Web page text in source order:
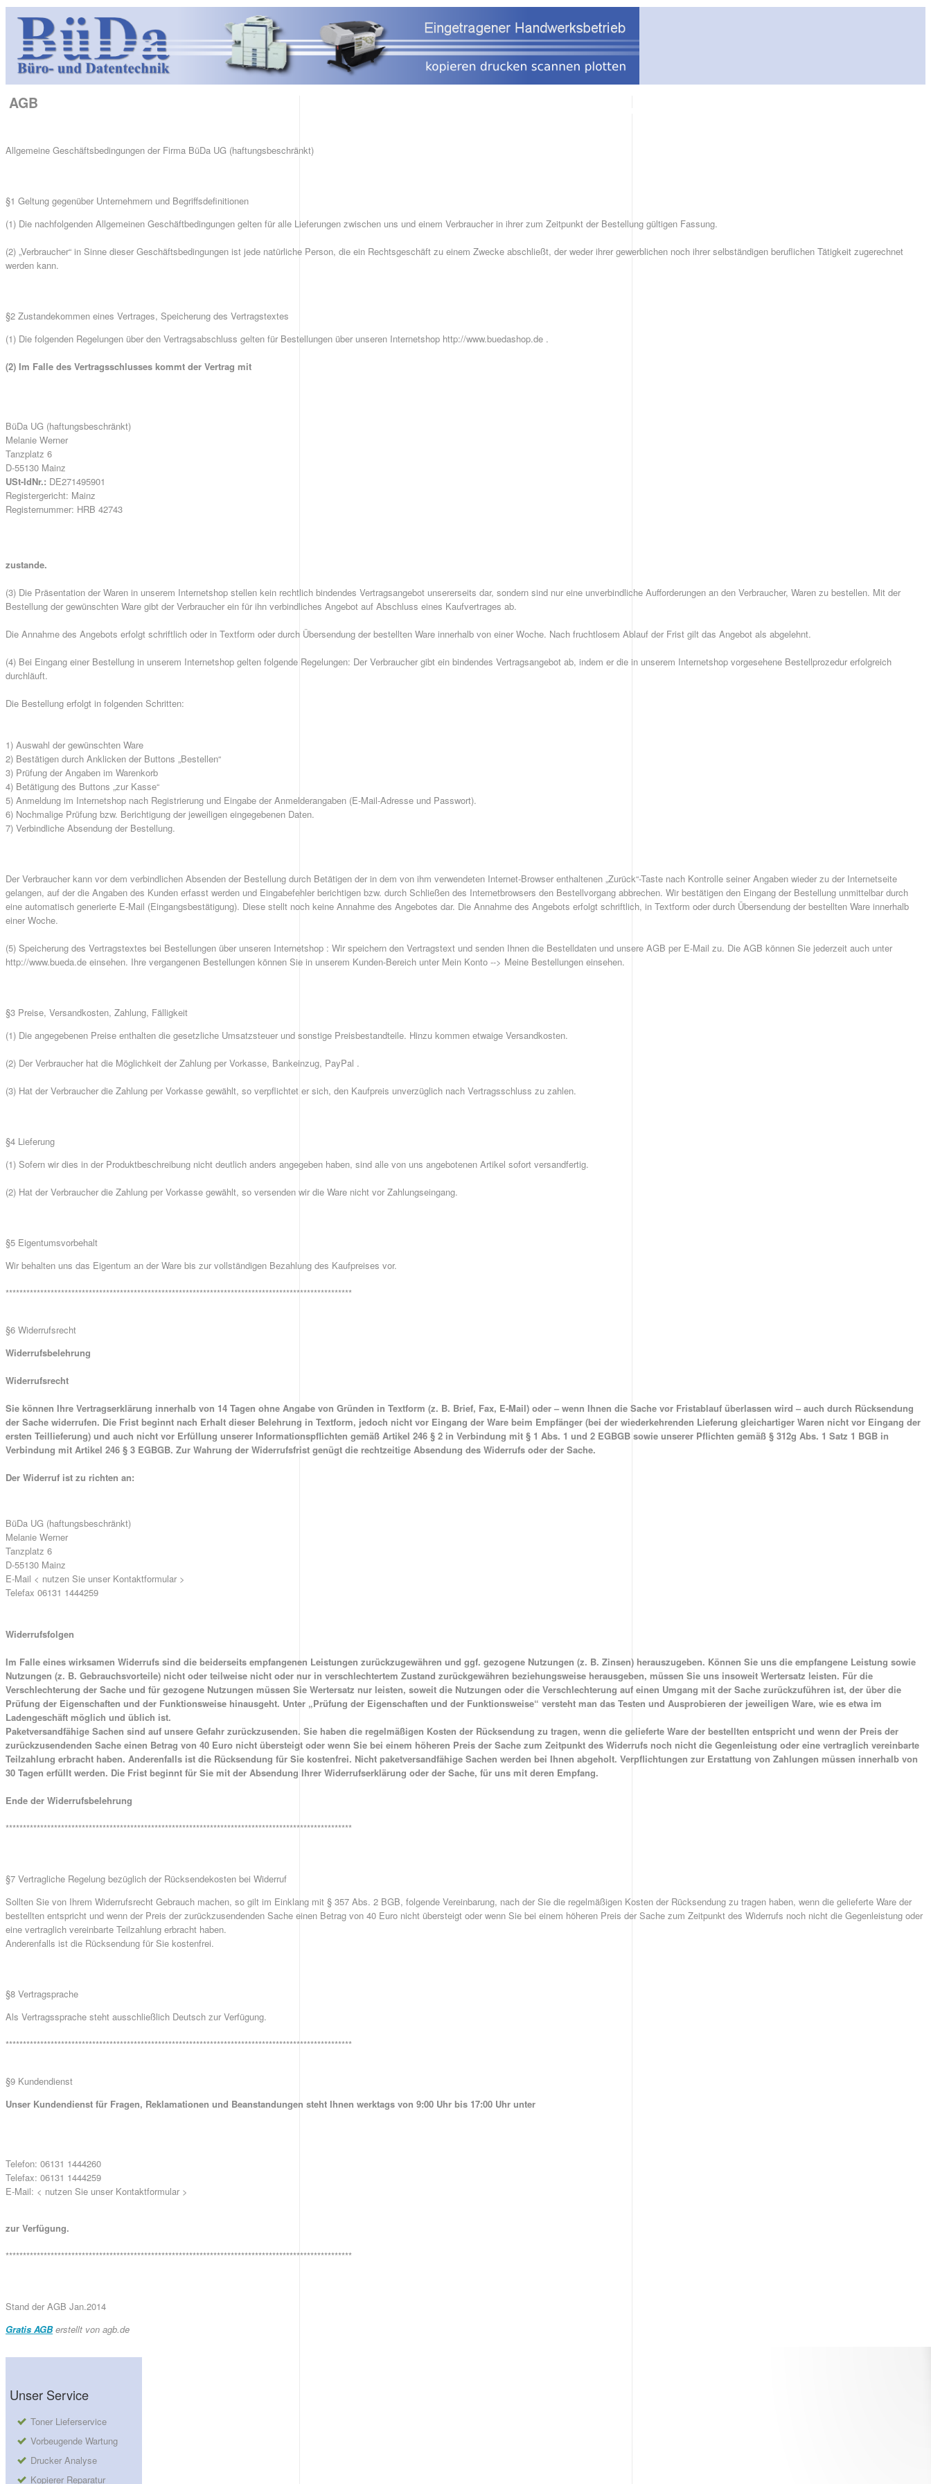
AGB
Allgemeine Geschäftsbedingungen der Firma BüDa UG (haftungsbeschränkt)
§1 Geltung gegenüber Unternehmern und Begriffsdefinitionen
(1) Die nachfolgenden Allgemeinen Geschäftbedingungen gelten für alle Lieferungen zwischen uns und einem Verbraucher in ihrer zum Zeitpunkt der Bestellung gültigen Fassung.
(2) „Verbraucher“ in Sinne dieser Geschäftsbedingungen ist jede natürliche Person, die ein Rechtsgeschäft zu einem Zwecke abschließt, der weder ihrer gewerblichen noch ihrer selbständigen beruflichen Tätigkeit zugerechnet
werden kann.
§2 Zustandekommen eines Vertrages, Speicherung des Vertragstextes
(1) Die folgenden Regelungen über den Vertragsabschluss gelten für Bestellungen über unseren Internetshop http://www.buedashop.de .
(2) Im Falle des Vertragsschlusses kommt der Vertrag mit
BüDa UG (haftungsbeschränkt)
Melanie Werner
Tanzplatz 6
D-55130 Mainz
USt-IdNr.: DE271495901
Registergericht: Mainz
Registernummer: HRB 42743
zustande.
(3) Die Präsentation der Waren in unserem Internetshop stellen kein rechtlich bindendes Vertragsangebot unsererseits dar, sondern sind nur eine unverbindliche Aufforderungen an den Verbraucher, Waren zu bestellen. Mit der
Bestellung der gewünschten Ware gibt der Verbraucher ein für ihn verbindliches Angebot auf Abschluss eines Kaufvertrages ab.
Die Annahme des Angebots erfolgt schriftlich oder in Textform oder durch Übersendung der bestellten Ware innerhalb von einer Woche. Nach fruchtlosem Ablauf der Frist gilt das Angebot als abgelehnt.
(4) Bei Eingang einer Bestellung in unserem Internetshop gelten folgende Regelungen: Der Verbraucher gibt ein bindendes Vertragsangebot ab, indem er die in unserem Internetshop vorgesehene Bestellprozedur erfolgreich
durchläuft.
Die Bestellung erfolgt in folgenden Schritten:
1) Auswahl der gewünschten Ware
2) Bestätigen durch Anklicken der Buttons „Bestellen“
3) Prüfung der Angaben im Warenkorb
4) Betätigung des Buttons „zur Kasse“
5) Anmeldung im Internetshop nach Registrierung und Eingabe der Anmelderangaben (E-Mail-Adresse und Passwort).
6) Nochmalige Prüfung bzw. Berichtigung der jeweiligen eingegebenen Daten.
7) Verbindliche Absendung der Bestellung.
Der Verbraucher kann vor dem verbindlichen Absenden der Bestellung durch Betätigen der in dem von ihm verwendeten Internet-Browser enthaltenen „Zurück“-Taste nach Kontrolle seiner Angaben wieder zu der Internetseite
gelangen, auf der die Angaben des Kunden erfasst werden und Eingabefehler berichtigen bzw. durch Schließen des Internetbrowsers den Bestellvorgang abbrechen. Wir bestätigen den Eingang der Bestellung unmittelbar durch
eine automatisch generierte E-Mail (Eingangsbestätigung). Diese stellt noch keine Annahme des Angebotes dar. Die Annahme des Angebots erfolgt schriftlich, in Textform oder durch Übersendung der bestellten Ware innerhalb
einer Woche.
(5) Speicherung des Vertragstextes bei Bestellungen über unseren Internetshop : Wir speichern den Vertragstext und senden Ihnen die Bestelldaten und unsere AGB per E-Mail zu. Die AGB können Sie jederzeit auch unter
http://www.bueda.de einsehen. Ihre vergangenen Bestellungen können Sie in unserem Kunden-Bereich unter Mein Konto --> Meine Bestellungen einsehen.
§3 Preise, Versandkosten, Zahlung, Fälligkeit
(1) Die angegebenen Preise enthalten die gesetzliche Umsatzsteuer und sonstige Preisbestandteile. Hinzu kommen etwaige Versandkosten.
(2) Der Verbraucher hat die Möglichkeit der Zahlung per Vorkasse, Bankeinzug, PayPal .
(3) Hat der Verbraucher die Zahlung per Vorkasse gewählt, so verpflichtet er sich, den Kaufpreis unverzüglich nach Vertragsschluss zu zahlen.
§4 Lieferung
(1) Sofern wir dies in der Produktbeschreibung nicht deutlich anders angegeben haben, sind alle von uns angebotenen Artikel sofort versandfertig.
(2) Hat der Verbraucher die Zahlung per Vorkasse gewählt, so versenden wir die Ware nicht vor Zahlungseingang.
§5 Eigentumsvorbehalt
Wir behalten uns das Eigentum an der Ware bis zur vollständigen Bezahlung des Kaufpreises vor.
****************************************************************************************************
§6 Widerrufsrecht
Widerrufsbelehrung
Widerrufsrecht
Sie können Ihre Vertragserklärung innerhalb von 14 Tagen ohne Angabe von Gründen in Textform (z. B. Brief, Fax, E-Mail) oder – wenn Ihnen die Sache vor Fristablauf überlassen wird – auch durch Rücksendung
der Sache widerrufen. Die Frist beginnt nach Erhalt dieser Belehrung in Textform, jedoch nicht vor Eingang der Ware beim Empfänger (bei der wiederkehrenden Lieferung gleichartiger Waren nicht vor Eingang der
ersten Teillieferung) und auch nicht vor Erfüllung unserer Informationspflichten gemäß Artikel 246 § 2 in Verbindung mit § 1 Abs. 1 und 2 EGBGB sowie unserer Pflichten gemäß § 312g Abs. 1 Satz 1 BGB in
Verbindung mit Artikel 246 § 3 EGBGB. Zur Wahrung der Widerrufsfrist genügt die rechtzeitige Absendung des Widerrufs oder der Sache.
Der Widerruf ist zu richten an:
BüDa UG (haftungsbeschränkt)
Melanie Werner
Tanzplatz 6
D-55130 Mainz
E-Mail < nutzen Sie unser Kontaktformular >
Telefax 06131 1444259
Widerrufsfolgen
Im Falle eines wirksamen Widerrufs sind die beiderseits empfangenen Leistungen zurückzugewähren und ggf. gezogene Nutzungen (z. B. Zinsen) herauszugeben. Können Sie uns die empfangene Leistung sowie
Nutzungen (z. B. Gebrauchsvorteile) nicht oder teilweise nicht oder nur in verschlechtertem Zustand zurückgewähren beziehungsweise herausgeben, müssen Sie uns insoweit Wertersatz leisten. Für die
Verschlechterung der Sache und für gezogene Nutzungen müssen Sie Wertersatz nur leisten, soweit die Nutzungen oder die Verschlechterung auf einen Umgang mit der Sache zurückzuführen ist, der über die
Prüfung der Eigenschaften und der Funktionsweise hinausgeht. Unter „Prüfung der Eigenschaften und der Funktionsweise“ versteht man das Testen und Ausprobieren der jeweiligen Ware, wie es etwa im
Ladengeschäft möglich und üblich ist.
Paketversandfähige Sachen sind auf unsere Gefahr zurückzusenden. Sie haben die regelmäßigen Kosten der Rücksendung zu tragen, wenn die gelieferte Ware der bestellten entspricht und wenn der Preis der
zurückzusendenden Sache einen Betrag von 40 Euro nicht übersteigt oder wenn Sie bei einem höheren Preis der Sache zum Zeitpunkt des Widerrufs noch nicht die Gegenleistung oder eine vertraglich vereinbarte
Teilzahlung erbracht haben. Anderenfalls ist die Rücksendung für Sie kostenfrei. Nicht paketversandfähige Sachen werden bei Ihnen abgeholt. Verpflichtungen zur Erstattung von Zahlungen müssen innerhalb von
30 Tagen erfüllt werden. Die Frist beginnt für Sie mit der Absendung Ihrer Widerrufserklärung oder der Sache, für uns mit deren Empfang.
Ende der Widerrufsbelehrung
****************************************************************************************************
§7 Vertragliche Regelung bezüglich der Rücksendekosten bei Widerruf
Sollten Sie von Ihrem Widerrufsrecht Gebrauch machen, so gilt im Einklang mit § 357 Abs. 2 BGB, folgende Vereinbarung, nach der Sie die regelmäßigen Kosten der Rücksendung zu tragen haben, wenn die gelieferte Ware der
bestellten entspricht und wenn der Preis der zurückzusendenden Sache einen Betrag von 40 Euro nicht übersteigt oder wenn Sie bei einem höheren Preis der Sache zum Zeitpunkt des Widerrufs noch nicht die Gegenleistung oder
eine vertraglich vereinbarte Teilzahlung erbracht haben.
Anderenfalls ist die Rücksendung für Sie kostenfrei.
§8 Vertragsprache
Als Vertragssprache steht ausschließlich Deutsch zur Verfügung.
****************************************************************************************************
§9 Kundendienst
Unser Kundendienst für Fragen, Reklamationen und Beanstandungen steht Ihnen werktags von 9:00 Uhr bis 17:00 Uhr unter
Telefon: 06131 1444260
Telefax: 06131 1444259
E-Mail: < nutzen Sie unser Kontaktformular >
zur Verfügung.
****************************************************************************************************
Stand der AGB Jan.2014
Gratis AGBerstellt von agb.de
Unser Service
Toner Lieferservice
Vorbeugende Wartung
Drucker Analyse
Kopierer Reparatur